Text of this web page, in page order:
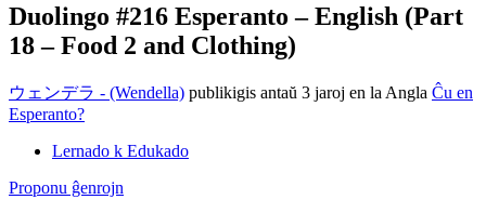
Duolingo #216 Esperanto – English (Part
18 – Food 2 and Clothing)
ウェンデラ - (Wendella) publikigis antaŭ 3 jaroj en la Angla Ĉu en
Esperanto?
Lernado k Edukado
Proponu ĝenrojn